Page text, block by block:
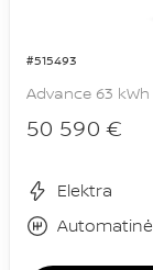
#515493
Advance 63 kWh
50 590 €
Elektra
Automatinė